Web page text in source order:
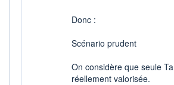
Donc :
Scénario prudent
On considère que seule
réellement valorisée.